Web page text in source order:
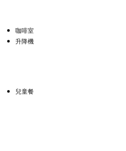
咖啡室
升降機
兒童餐